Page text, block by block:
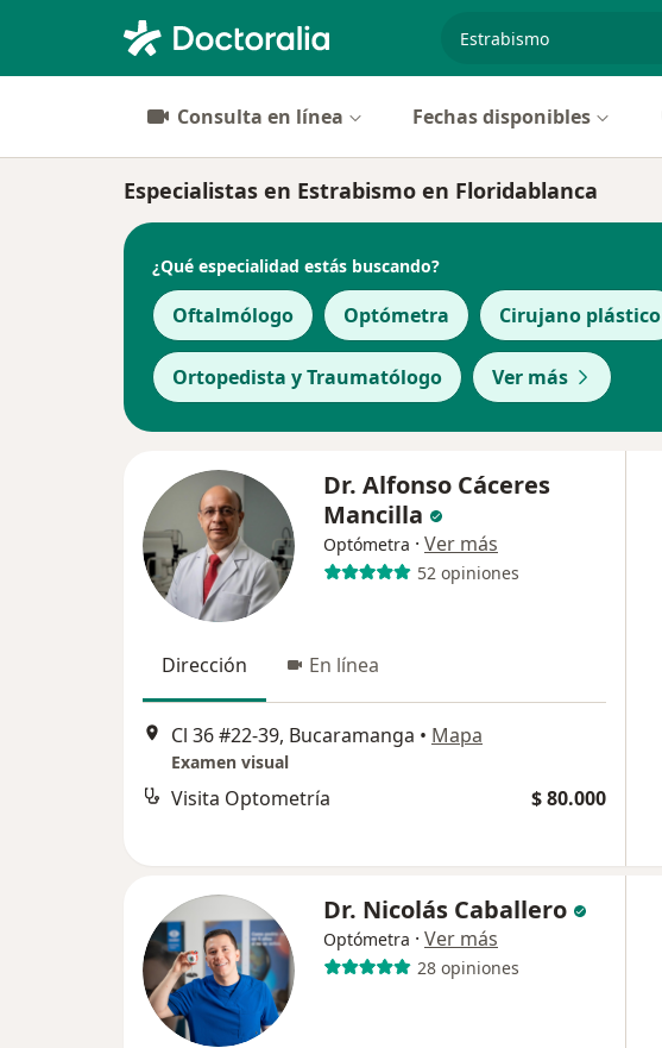
Consulta en línea Fechas disponibles
Especialistas en Estrabismo en Floridablanca
¿Qué especialidad estás buscando?
Oftalmólogo Optómetra Cirujano plástico
Ortopedista y Traumatólogo Ver más
Dr. Alfonso Cáceres
Mancilla
Optómetra · Ver más
52 opiniones
Dirección En línea
Cl 36 #22-39, Bucaramanga • Mapa
Examen visual
Visita Optometría $ 80.000
Dr. Nicolás Caballero
Optómetra · Ver más
28 opiniones